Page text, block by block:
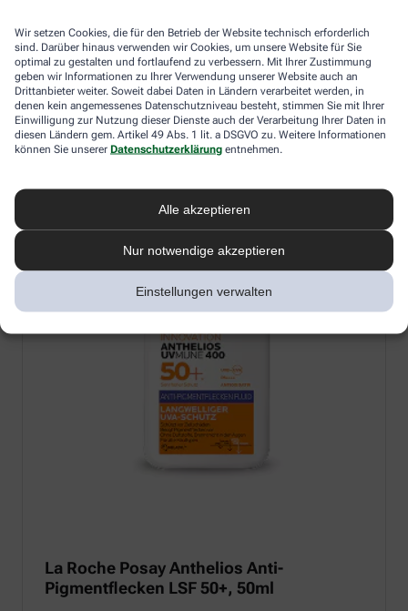
Wir setzen Cookies, die für den Betrieb der Website technisch erforderlich
sind. Darüber hinaus verwenden wir Cookies, um unsere Website für Sie
optimal zu gestalten und fortlaufend zu verbessern. Mit Ihrer Zustimmung
geben wir Informationen zu Ihrer Verwendung unserer Website auch an
Drittanbieter weiter. Soweit dabei Daten in Ländern verarbeitet werden, in
denen kein angemessenes Datenschutzniveau besteht, stimmen Sie mit Ihrer
Einwilligung zur Nutzung dieser Dienste auch der Verarbeitung Ihrer Daten in
diesen Ländern gem. Artikel 49 Abs. 1 lit. a DSGVO zu. Weitere Informationen
können Sie unserer Datenschutzerklärung entnehmen.
Alle akzeptieren
Nur notwendige akzeptieren
Einstellungen verwalten
Zum Produkt
La Roche Posay Anthelios Anti-
Pigmentflecken LSF 50+, 50ml